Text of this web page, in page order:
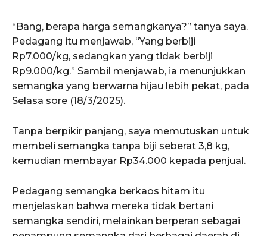
“Bang, berapa harga semangkanya?” tanya saya.
Pedagang itu menjawab, “Yang berbiji
Rp7.000/kg, sedangkan yang tidak berbiji
Rp9.000/kg.” Sambil menjawab, ia menunjukkan
semangka yang berwarna hijau lebih pekat, pada
Selasa sore (18/3/2025).
Tanpa berpikir panjang, saya memutuskan untuk
membeli semangka tanpa biji seberat 3,8 kg,
kemudian membayar Rp34.000 kepada penjual.
Pedagang semangka berkaos hitam itu
menjelaskan bahwa mereka tidak bertani
semangka sendiri, melainkan berperan sebagai